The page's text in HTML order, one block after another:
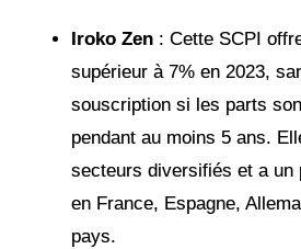
Iroko Zen : Cette SCPI
supérieur à 7% en 2023,
souscription si les parts
pendant au moins 5 ans.
secteurs diversifiés et a un
en France, Espagne,
pays​.